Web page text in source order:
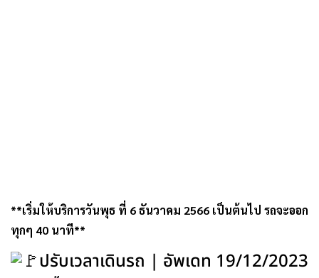
**เริ่มให้บริการวันพุธ ที่ 6 ธันวาคม 2566 เป็นต้นไป รถจะออก
ทุกๆ 40 นาที**
ปรับเวลาเดินรถ | อัพเดท 19/12/2023